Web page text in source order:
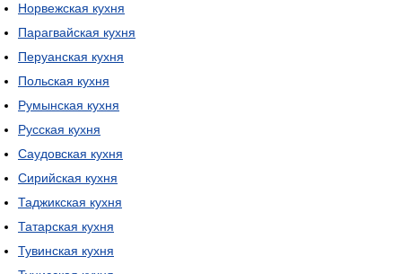
Норвежская кухня
Парагвайская кухня
Перуанская кухня
Польская кухня
Румынская кухня
Русская кухня
Саудовская кухня
Сирийская кухня
Таджикская кухня
Татарская кухня
Тувинская кухня